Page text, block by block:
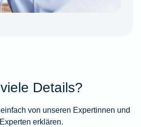
Details?
von unseren Expertinnen und
Experten erklären.